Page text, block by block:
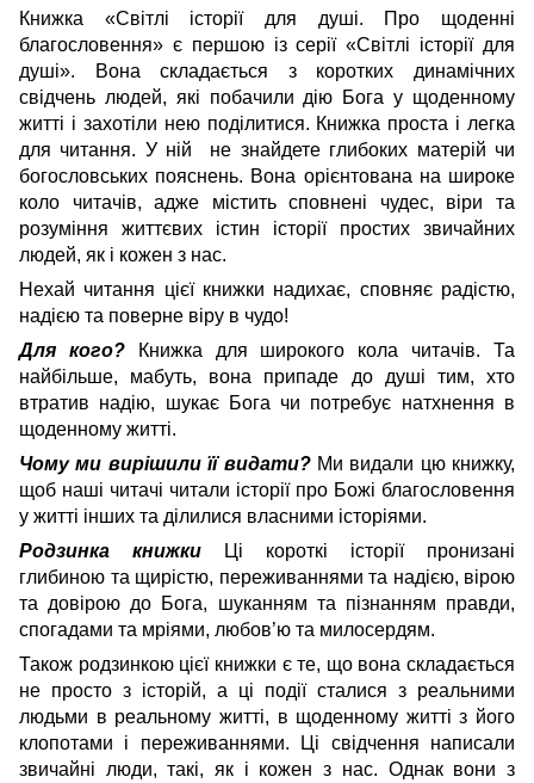
Книжка «Світлі історії для душі. Про щоденні
благословення» є першою із серії «Світлі історії для
душі». Вона складається з коротких динамічних
свідчень людей, які побачили дію Бога у щоденному
житті і захотіли нею поділитися. Книжка проста і легка
для читання. У ній не знайдете глибоких матерій чи
богословських пояснень. Вона орієнтована на широке
коло читачів, адже містить сповнені чудес, віри та
розуміння життєвих істин історії простих звичайних
людей, як і кожен з нас.
Нехай читання цієї книжки надихає, сповняє радістю,
надією та поверне віру в чудо!
Для кого?Книжка для широкого кола читачів. Та
найбільше, мабуть, вона припаде до душі тим, хто
втратив надію, шукає Бога чи потребує натхнення в
щоденному житті.
Чому ми вирішили її видати?Ми видали цю книжку,
щоб наші читачі читали історії про Божі благословення
у житті інших та ділилися власними історіями.
Родзинка книжки Ці короткі історії пронизані
глибиною та щирістю, переживаннями та надією, вірою
та довірою до Бога, шуканням та пізнанням правди,
спогадами та мріями, любов’ю та милосердям.
Також родзинкою цієї книжки є те, що вона складається
не просто з історій, а ці події сталися з реальними
людьми в реальному житті, в щоденному житті з його
клопотами і переживаннями. Ці свідчення написали
звичайні люди, такі, як і кожен з нас. Однак вони з